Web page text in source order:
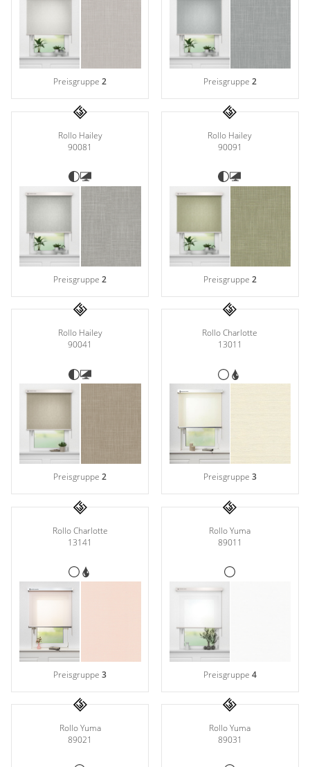
Stoffe
Panneaux
Preisgruppe2 Preisgruppe 2
Rollo Hailey
90081
Preisgruppe2
Rollo Hailey
90091
Preisgruppe 2
Rollo Hailey
90041
Preisgruppe2
Rollo Charlotte
13011
Preisgruppe 3
Rollo Charlotte
13141
Preisgruppe3
Rollo Yuma
89011
Preisgruppe 4
Rollo Yuma
89021
Rollo Yuma
89031